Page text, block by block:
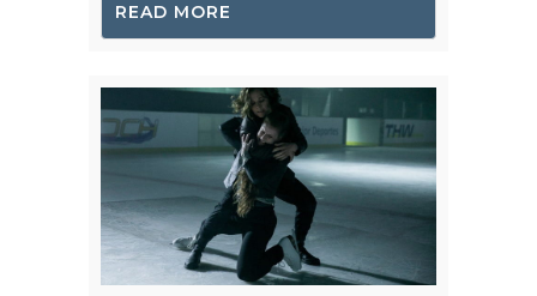
READ MORE